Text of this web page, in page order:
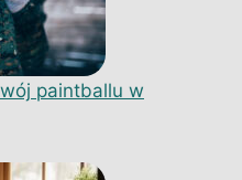
paintballu w